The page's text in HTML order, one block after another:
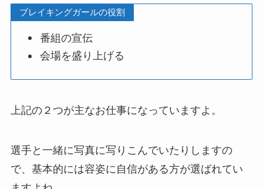
ブレイキングガールの役割
番組の宣伝
会場を盛り上げる
上記の２つが主なお仕事になっていますよ。
選手と一緒に写真に写りこんでいたりしますの
で、基本的には容姿に自信がある方が選ばれてい